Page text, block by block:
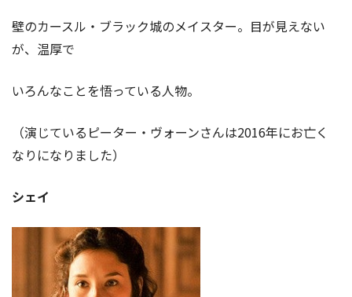
壁のカースル・ブラック城のメイスター。目が見えない
が、温厚で
いろんなことを悟っている人物。
（演じているピーター・ヴォーンさんは2016年にお亡く
なりになりました）
シェイ